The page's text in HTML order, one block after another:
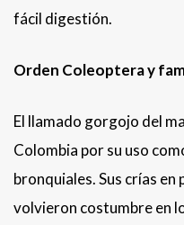
fácil digestión.
Orden Coleoptera y
El llamado gorgojo del
Colombia por su uso
bronquiales. Sus crías
volvieron costumbre en